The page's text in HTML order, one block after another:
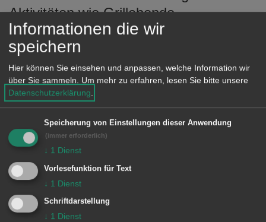
Aktivitäten wie Grillabende,
Motorradausfahrten usw. runden unser
Angebot ab.
Training: dienstags 20 Uhr im Aalener
Hallenbad.
Link
Tauchclub Aalen 1968 e.V.
Informationen die wir
speichern
Hier können Sie einsehen und anpassen, welche Information wir
über Sie sammeln.
Um mehr zu erfahren, lesen Sie bitte unsere
Datenschutzerklärung
Speicherung von Einstellungen dieser Anwendung
(immer erforderlich)
↓ 1 Dienst
Vorlesefunktion für Text
↓ 1 Dienst
Schriftdarstellung
↓ 1 Dienst